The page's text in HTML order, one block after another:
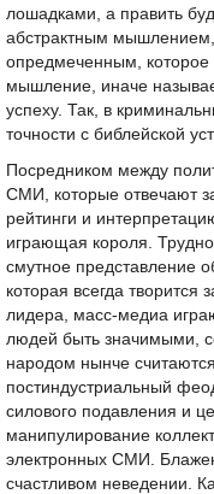
лошадками, а править
абстрактным
опредмеченным, которое
мышление, иначе
успеху. Так, в
точности с библейской
Посредником между
СМИ, которые отвечают
рейтинги и
играющая короля.
смутное представление
которая всегда творится
лидера, масс-медиа
людей быть значимыми,
народом нынче
постиндустриальный
силового подавления и
манипулирование
электронных СМИ.
счастливом неведении.